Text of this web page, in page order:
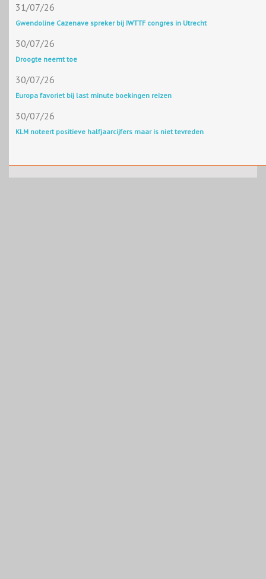
31/07/26
Gwendoline Cazenave spreker bij IWTTF congres in Utrecht
30/07/26
Droogte neemt toe
30/07/26
Europa favoriet bij last minute boekingen reizen
30/07/26
KLM noteert positieve halfjaarcijfers maar is niet tevreden